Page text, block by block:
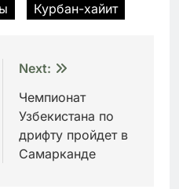
Курбан-хайит
Next:
Чемпионат
Узбекистана по
дрифту пройдет в
Самарканде